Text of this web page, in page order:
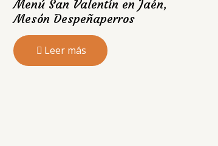
Menú San Valentín en Jaén,
Mesón Despeñaperros
Leer más